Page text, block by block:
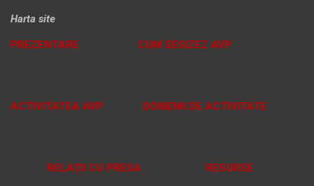
Harta site
PREZENTARE CUM SESIZEZ AVP
ACTIVITATEA AVP DOMENII DE ACTIVITATE
RELAȚII CU PRESA RESURSE